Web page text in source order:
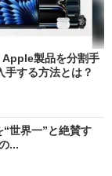
Apple製品を分割手
手する方法とは？
世界一”と絶賛す
...